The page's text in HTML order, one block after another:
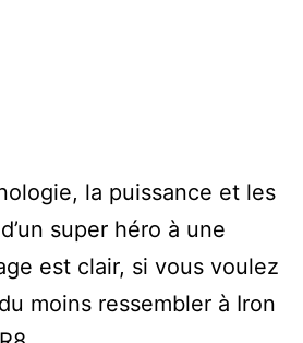
la puissance et les
super héro à une
est clair, si vous voulez
moins ressembler à Iron